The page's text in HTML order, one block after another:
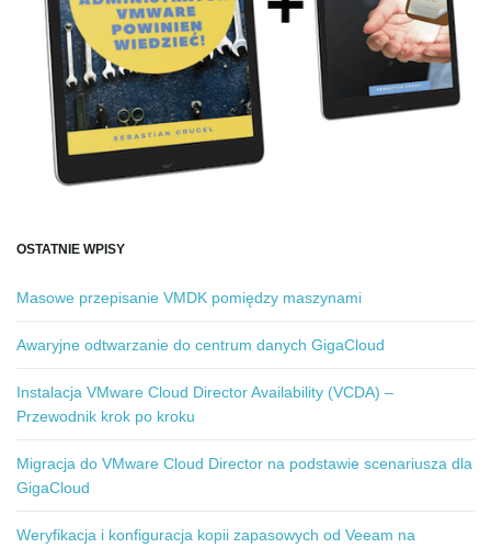
OSTATNIE WPISY
Masowe przepisanie VMDK pomiędzy maszynami
Awaryjne odtwarzanie do centrum danych GigaCloud
Instalacja VMware Cloud Director Availability (VCDA) –
Przewodnik krok po kroku
Migracja do VMware Cloud Director na podstawie scenariusza dla
GigaCloud
Weryfikacja i konfiguracja kopii zapasowych od Veeam na